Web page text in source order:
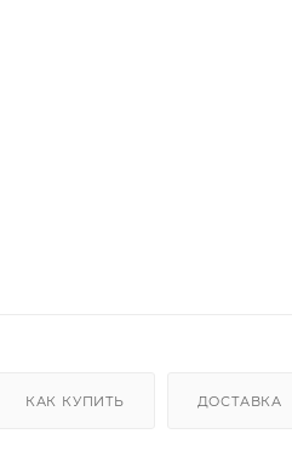
КАК КУПИТЬ ДОСТАВКА